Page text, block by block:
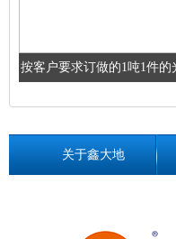
按客户要求订做的1吨1件的
关于鑫大地